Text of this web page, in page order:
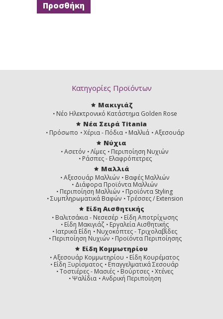
Κατηγορίες Προϊόντων
Μακιγιάζ
Νέο Ηλεκτρονικό Κατάστημα Golden Rose
Νέα Σειρά Titania
Πρόσωπο Χέρια - Πόδια Μαλλιά Αξεσουάρ
Νύχια
Ασετόν Λίμες
Περιποίηση Νυχιών
Ράσπες - Ελαφρόπετρες
Μαλλιά
Αξεσουάρ Μαλλιών
Βαφές Μαλλιών
Διάφορα Προϊόντα Μαλλιών
Περιποίηση Μαλλιών
Προϊόντα Styling
Συμπληρωματικά Βαφών
Τρέσσες / Extension
Είδη Αισθητικής
Βαλιτσάκια - Νεσεσέρ
Είδη Αποτρίχωσης
Είδη Μακιγιάζ
Εργαλεία Αισθητικής
Ιατρικά Είδη
Νυχοκόπτες - Τριχολαβίδες
Περιποίηση Νυχιών
Προϊόντα Περιποίησης
Είδη Κομμωτηρίου
Αξεσουάρ Κομμωτηρίου
Είδη Κουρέματος
Είδη Ξυρίσματος
Επαγγελματικά Σεσουάρ
Τοστιέρες - Μασιές
Βούρτσες
Χτένες
Ψαλίδια
Ανδρική Περιποίηση